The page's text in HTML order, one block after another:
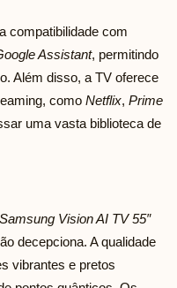
compatibilidade com
Assistant, permitindo
Além disso, a TV oferece
como Netflix, Prime
uma vasta biblioteca de
Samsung Vision AI TV 55″
decepciona. A qualidade
vibrantes e pretos